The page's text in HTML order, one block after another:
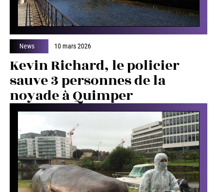
News 10 mars 2026
Kevin Richard, le policier
sauve 3 personnes de la
noyade à Quimper